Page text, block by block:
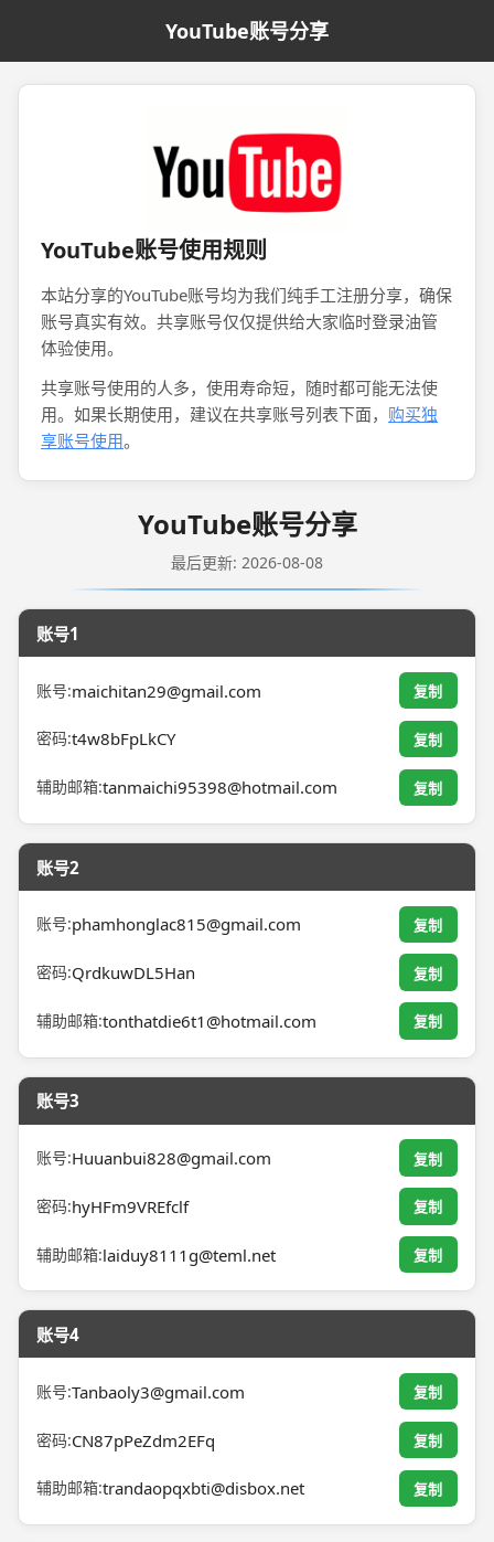
YouTube账号分享
YouTube账号使用规则
本站分享的YouTube账号均为我们纯手工注册分享，确保
账号真实有效。共享账号仅仅提供给大家临时登录油管
体验使用。
共享账号使用的人多，使用寿命短，随时都可能无法使
用。如果长期使用，建议在共享账号列表下面， 购买独
享账号使用。
YouTube账号分享
最后更新: 2026-08-08
账号1
账号:maichitan29@gmail.com 复制
密码:t4w8bFpLkCY 复制
辅助邮箱:tanmaichi95398@hotmail.com 复制
账号2
账号:phamhonglac815@gmail.com 复制
密码:QrdkuwDL5Han 复制
辅助邮箱:tonthatdie6t1@hotmail.com 复制
账号3
账号:Huuanbui828@gmail.com 复制
密码:hyHFm9VREfclf 复制
辅助邮箱:laiduy8111g@teml.net 复制
账号4
账号:Tanbaoly3@gmail.com 复制
密码:CN87pPeZdm2EFq 复制
辅助邮箱:trandaopqxbti@disbox.net 复制